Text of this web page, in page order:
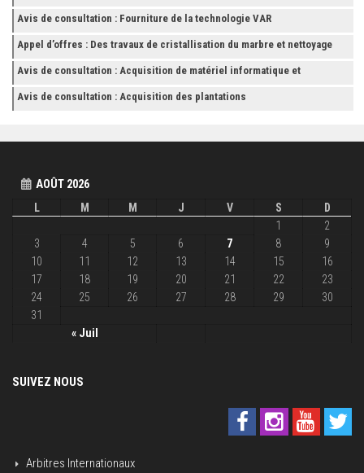
et finition de RAYONNAGES pour la Fédération Tunisienne de Football
Avis de consultation : Fourniture de la technologie VAR
Appel d’offres : Des travaux de cristallisation du marbre et nettoyage
des grès
Avis de consultation : Acquisition de matériel informatique et
Accessoires
Avis de consultation : Acquisition des plantations
AOÛT 2026
L
M M J V S D
« Juil
1
2
3
4 5 6 7 8
9
10
11 12 13 14 15
16
17
18 19 20 21 22
23
24
25 26 27 28 29
30
31
SUIVEZ NOUS
Arbitres Internationaux